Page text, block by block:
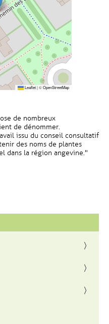
Leaflet|©OpenStreetMap
de nombreux
de dénommer.
issu du conseil consultatif
des noms de plantes
dans la région angevine."